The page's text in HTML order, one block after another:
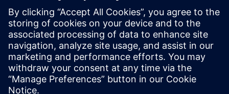
cosas (IoT) en su fábrica. Avanza a través de los casos de
uso que debe considerar para obtener el máximo valor de
una implementación de IoT, así como los beneficios que
cada etapa impulsa para su negocio.
Compartir